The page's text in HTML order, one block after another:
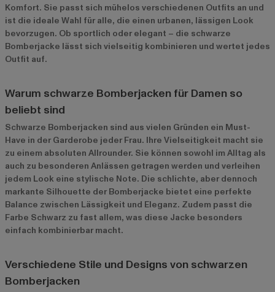
Komfort. Sie passt sich mühelos verschiedenen Outfits an und
ist die ideale Wahl für alle, die einen urbanen, lässigen Look
bevorzugen. Ob sportlich oder elegant – die schwarze
Bomberjacke lässt sich vielseitig kombinieren und wertet jedes
Outfit auf.
Warum schwarze Bomberjacken für Damen so
beliebt sind
Schwarze Bomberjacken sind aus vielen Gründen ein Must-
Have in der Garderobe jeder Frau. Ihre Vielseitigkeit macht sie
zu einem absoluten Allrounder. Sie können sowohl im Alltag als
auch zu besonderen Anlässen getragen werden und verleihen
jedem Look eine stylische Note. Die schlichte, aber dennoch
markante Silhouette der Bomberjacke bietet eine perfekte
Balance zwischen Lässigkeit und Eleganz. Zudem passt die
Farbe Schwarz zu fast allem, was diese Jacke besonders
einfach kombinierbar macht.
Verschiedene Stile und Designs von schwarzen
Bomberjacken